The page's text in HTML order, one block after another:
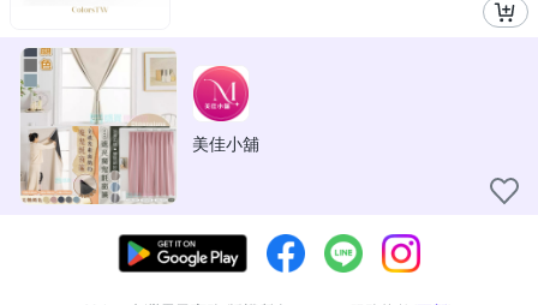
美佳小舖